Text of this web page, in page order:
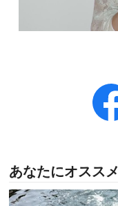
あなたにオススメ